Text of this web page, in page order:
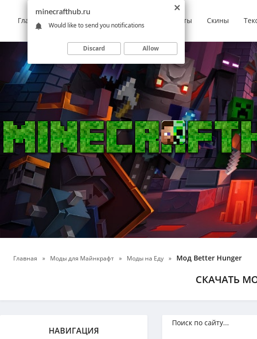
Главная Моды Скачать Minecraft Карты Скины
Главная » Моды для Майнкрафт » Моды на Еду » Мод Better Hunger
СКАЧАТЬ
НАВИГАЦИЯ
minecrafthub.ru
Would like to send you notifications
Discard Allow